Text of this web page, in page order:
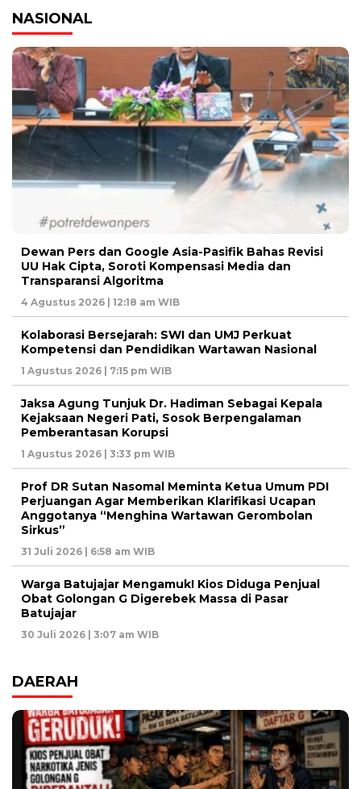
NASIONAL
Dewan Pers dan Google Asia-Pasifik Bahas Revisi
UU Hak Cipta, Soroti Kompensasi Media dan
Transparansi Algoritma
4 Agustus 2026 | 12:18 am WIB
Kolaborasi Bersejarah: SWI dan UMJ Perkuat
Kompetensi dan Pendidikan Wartawan Nasional
1 Agustus 2026 | 7:15 pm WIB
Jaksa Agung Tunjuk Dr. Hadiman Sebagai Kepala
Kejaksaan Negeri Pati, Sosok Berpengalaman
Pemberantasan Korupsi
1 Agustus 2026 | 3:33 pm WIB
Prof DR Sutan Nasomal Meminta Ketua Umum PDI
Perjuangan Agar Memberikan Klarifikasi Ucapan
Anggotanya “Menghina Wartawan Gerombolan
Sirkus”
31 Juli 2026 | 6:58 am WIB
Warga Batujajar Mengamuk! Kios Diduga Penjual
Obat Golongan G Digerebek Massa di Pasar
Batujajar
30 Juli 2026 | 3:07 am WIB
DAERAH